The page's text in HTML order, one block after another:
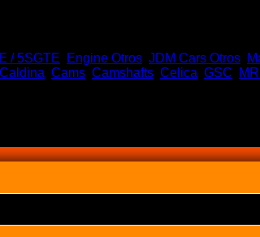
/ 5SGTE Engine Otros JDM Cars Otros
Caldina Cams Camshafts Celica GSC